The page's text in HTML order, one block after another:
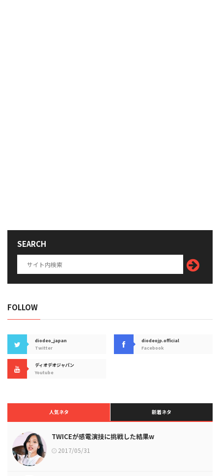
SEARCH
FOLLOW
diodeo_japan
Twitter
diodeojp.official
Facebook
ディオデオジャパン
Youtube
人気ネタ 新着ネタ
TWICEが感電演技に挑戦した結果w
2017/05/31